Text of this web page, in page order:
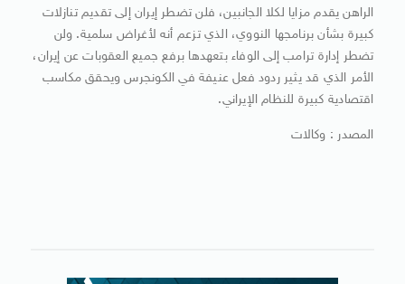
الراهن يقدم مزايا لكلا الجانبين، فلن تضطر إيران إلى تقديم تنازلات
كبيرة بشأن برنامجها النووي، الذي تزعم أنه لأغراض سلمية. ولن
تضطر إدارة ترامب إلى الوفاء بتعهدها برفع جميع العقوبات عن إيران،
الأمر الذي قد يثير ردود فعل عنيفة في الكونجرس ويحقق مكاسب
اقتصادية كبيرة للنظام الإيراني.
المصدر : وكالات